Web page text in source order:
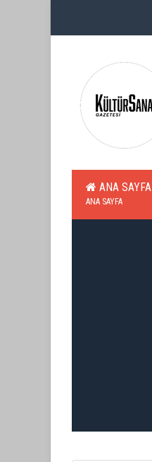
ANA SAYFA
ANA SAYFA